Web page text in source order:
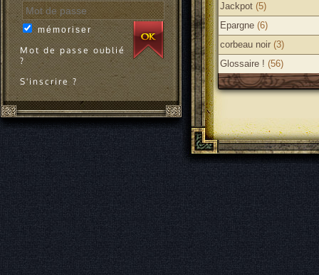
mémoriser
Mot de passe oublié
?
S'inscrire ?
Jackpot (5)
Epargne (6)
corbeau noir (3)
Glossaire ! (56)